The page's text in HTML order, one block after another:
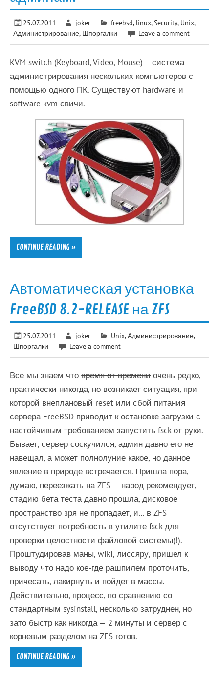
25.07.2011 joker freebsd, linux,Security, Unix,
Администрирование, Шпоргалки Leave a comment
KVM switch (Keyboard, Video, Mouse) – система
администрирования нескольких компьютеров с
помощью одного ПК. Существуют hardware и
software kvm свичи.
CONTINUE READING »
Автоматическая установка
FreeBSD 8.2-RELEASE на ZFS
25.07.2011 joker Unix,Администрирование,
Шпоргалки
Leave a comment
Все мы знаем чтовремя от времениочень редко,
практически никогда, но возникает ситуация, при
которой внеплановый reset или сбой питания
сервера FreeBSD приводит к остановке загрузки с
настойчивым требованием запустить fsck от руки.
Бывает, сервер соскучился, админ давно его не
навещал, а может полнолуние какое, но данное
явление в природе встречается. Пришла пора,
думаю, переезжать на ZFS — народ рекомендует,
стадию бета теста давно прошла, дисковое
пространство зря не пропадает, и… в ZFS
отсутствует потребность в утилите fsck для
проверки целостности файловой системы(!).
Проштудировав маны, wiki, лиссяру, пришел к
выводу что надо кое-где рашпилем проточить,
причесать, лакирнуть и пойдет в массы.
Действительно, процесс, по сравнению со
стандартным sysinstall, несколько затруднен, но
зато быстр как никогда — 2 минуты и сервер с
корневым разделом на ZFS готов.
CONTINUE READING »